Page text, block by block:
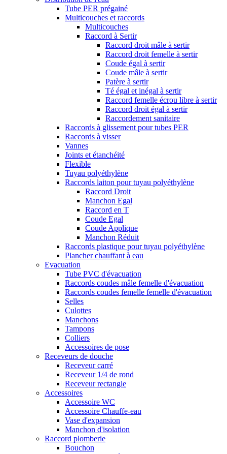
Tube PER prégainé
Multicouches et raccords
Multicouches
Raccord à Sertir
Raccord droit mâle à sertir
Raccord droit femelle à sertir
Coude égal à sertir
Coude mâle à sertir
Patère à sertir
Té égal et inégal à sertir
Raccord femelle écrou libre à sertir
Raccord droit égal à sertir
Raccordement sanitaire
Raccords à glissement pour tubes PER
Raccords à visser
Vannes
Joints et étanchéité
Flexible
Tuyau polyéthylène
Raccords laiton pour tuyau polyéthylène
Raccord Droit
Manchon Egal
Raccord en T
Coude Egal
Coude Applique
Manchon Réduit
Raccords plastique pour tuyau polyéthylène
Plancher chauffant à eau
Evacuation
Tube PVC d'évacuation
Raccords coudes mâle femelle d'évacuation
Raccords coudes femelle femelle d'évacuation
Selles
Culottes
Manchons
Tampons
Colliers
Accessoires de pose
Receveurs de douche
Receveur carré
Receveur 1/4 de rond
Receveur rectangle
Accessoires
Accessoire WC
Accessoire Chauffe-eau
Vase d'expansion
Manchon d'isolation
Raccord plomberie
Bouchon